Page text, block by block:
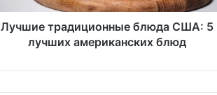
Лучшие традиционные блюда США: 5
лучших американских блюд